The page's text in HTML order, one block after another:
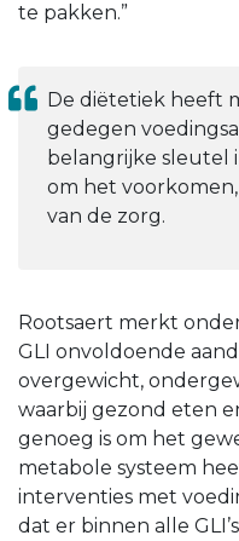
te pakken.”
De diëtetiek heeft
gedegen
belangrijke sleutel
om het
van de zorg.
Rootsaert merkt
GLI onvoldoende
overgewicht,
waarbij gezond eten
genoeg is om het
metabole systeem
interventies met
dat er binnen alle